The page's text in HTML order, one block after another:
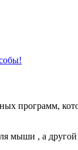
программ,
мыши , а